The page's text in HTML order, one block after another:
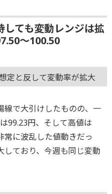
ても変動レンジは拡
～100.50
定と反して変動率が拡大
線で大引けしたものの、一
99.23円、そして高値は
常に波乱した値動きだっ
しており、今週も同じ変動